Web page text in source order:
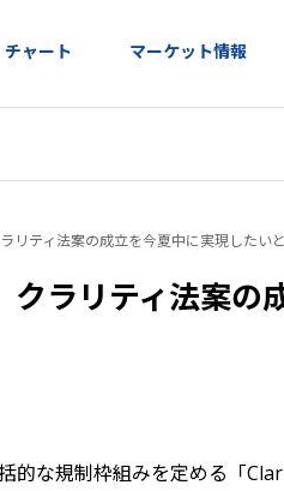
チャート マーケット情報
リティ法案の成立を今夏中に実現したい
ラリティ法案の
的な規制枠組みを定める「